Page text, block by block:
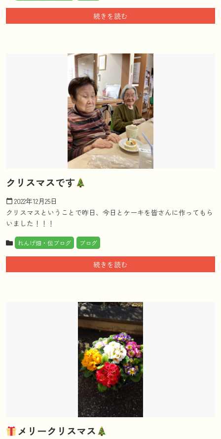
続きを読む
クリスマスです
calendar_today 2022年12月25日
クリスマスということで昨日、今日とケーキを皆さんに作ってもら
いました！！！
れんげ畑・伝ブログ ブログ
続きを読む
メリークリスマス